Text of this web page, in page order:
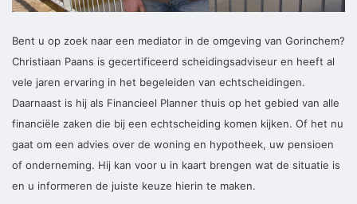
Bent u op zoek naar een mediator in de omgeving van Gorinchem?
Christiaan Paans is gecertificeerd scheidingsadviseur en heeft al
vele jaren ervaring in het begeleiden van echtscheidingen.
Daarnaast is hij als Financieel Planner thuis op het gebied van alle
financiële zaken die bij een echtscheiding komen kijken. Of het nu
gaat om een advies over de woning en hypotheek, uw pensioen
of onderneming. Hij kan voor u in kaart brengen wat de situatie is
en u informeren de juiste keuze hierin te maken.